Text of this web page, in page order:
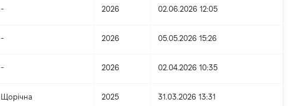
- 2026 02.06.2026 12:05
- 2026 05.05.2026 15:26
- 2026 02.04.2026 10:35
Щорічна 2025 31.03.2026 13:31